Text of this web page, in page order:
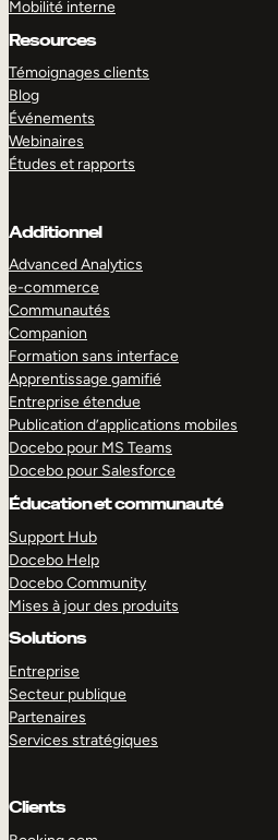
Mobilité interne
Resources
Témoignages clients
Blog
Événements
Webinaires
Études et rapports
Additionnel
Advanced Analytics
e-commerce
Communautés
Companion
Formation sans interface
Apprentissage gamifié
Entreprise étendue
Publication d’applications mobiles
Docebo pour MS Teams
Docebo pour Salesforce
Éducation et communauté
Support Hub
Docebo Help
Docebo Community
Mises à jour des produits
Solutions
Entreprise
Secteur publique
Partenaires
Services stratégiques
Clients